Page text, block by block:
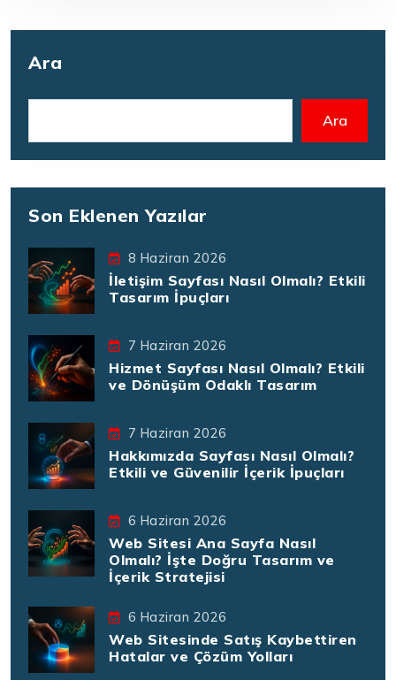
Ara
Ara
Son Eklenen Yazılar
8 Haziran 2026
İletişim Sayfası Nasıl Olmalı? Etkili
Tasarım İpuçları
7 Haziran 2026
Hizmet Sayfası Nasıl Olmalı? Etkili
ve Dönüşüm Odaklı Tasarım
7 Haziran 2026
Hakkımızda Sayfası Nasıl Olmalı?
Etkili ve Güvenilir İçerik İpuçları
6 Haziran 2026
Web Sitesi Ana Sayfa Nasıl
Olmalı? İşte Doğru Tasarım ve
İçerik Stratejisi
6 Haziran 2026
Web Sitesinde Satış Kaybettiren
Hatalar ve Çözüm Yolları